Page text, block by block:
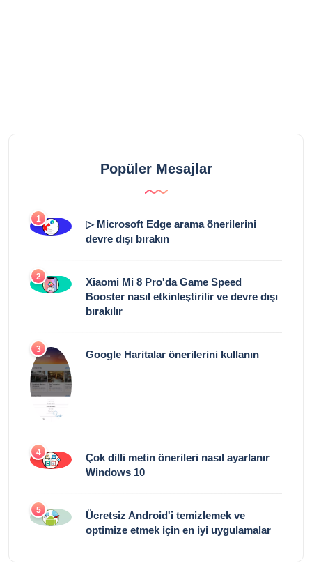
Popüler Mesajlar
1
▷ Microsoft Edge arama önerilerini
devre dışı bırakın
2
Xiaomi Mi 8 Pro'da Game Speed ​​​​
Booster nasıl etkinleştirilir ve devre dışı
bırakılır
3 Google Haritalar önerilerini kullanın
4
Çok dilli metin önerileri nasıl ayarlanır
Windows 10
5
Ücretsiz Android'i temizlemek ve
optimize etmek için en iyi uygulamalar